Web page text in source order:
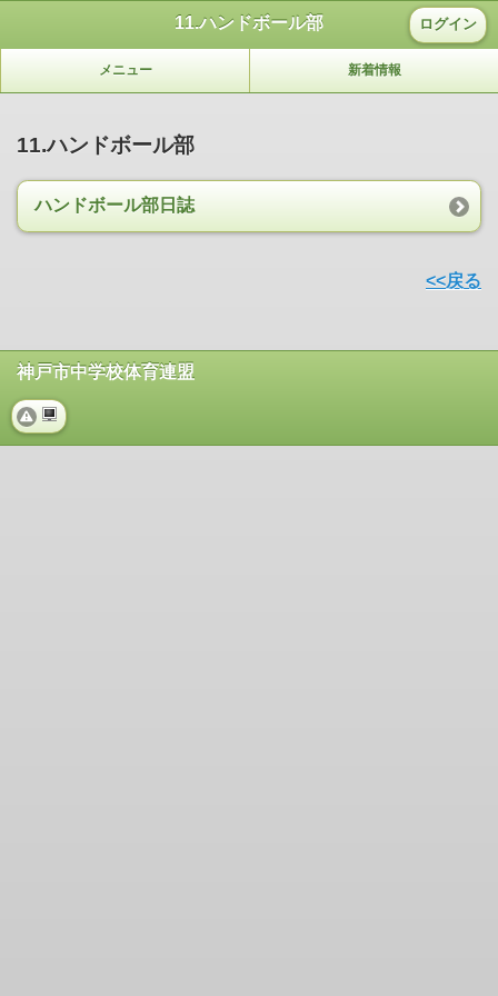
11.ハンドボール部 ログイン
メニュー 新着情報
11.ハンドボール部
ハンドボール部日誌
<<戻る
神戸市中学校体育連盟